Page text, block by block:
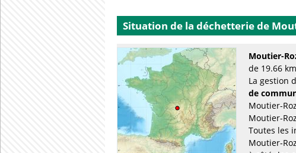
Situation de la déchetteriede
Moutier-
de 19.66
La gestion
de
Moutier-
Moutier-
Toutes les
Moutier-